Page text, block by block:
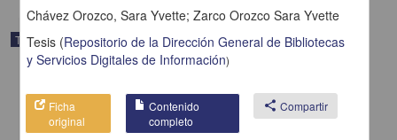
Trabajo de grado
Chávez Orozco, Sara Yvette; Zarco Orozco Sara Yvette
Tesis (Repositorio de la Dirección General de Bibliotecas
y Servicios Digitales de Información)
Ficha
original
Contenido
completo
share Compartir